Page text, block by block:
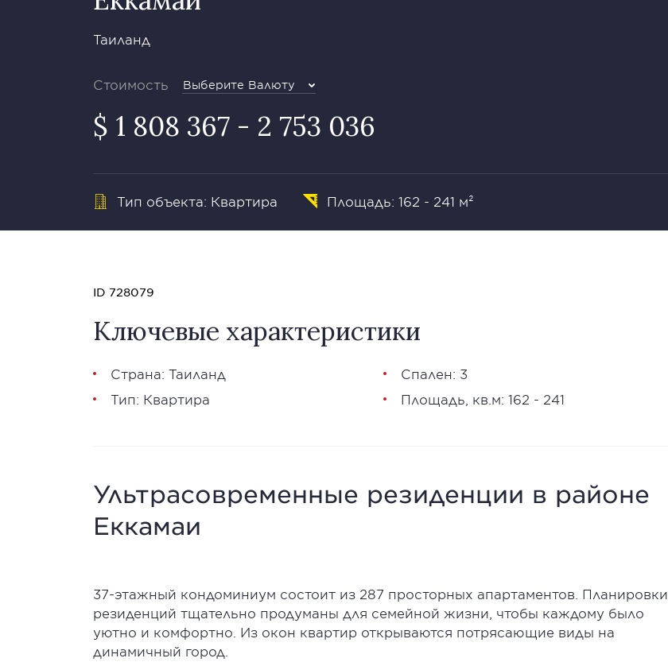
Таиланд
Стоимость Выберите Валюту
$ 1 808 367 - 2 753 036
Тип объекта: Квартира Площадь: 162 - 241 м²
ID 728079
Ключевые характеристики
Страна: Таиланд
Тип: Квартира
Спален: 3
Площадь, кв.м: 162 - 241
Ультрасовременные резиденции в районе
Еккамаи
37-этажный кондоминиум состоит из 287 просторных апартаментов. Планировки
резиденций тщательно продуманы для семейной жизни, чтобы каждому было
уютно и комфортно. Из окон квартир открываются потрясающие виды на
динамичный город.